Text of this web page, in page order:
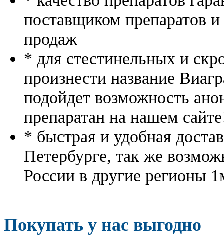
поставщиком препаратов
продаж
* для стестинельных и
произнести название
подойдет возможность
препаратан на нашем
* быстрая и удобная
Петербурге, так же
России в другие регионы
Покупать у нас выгодно